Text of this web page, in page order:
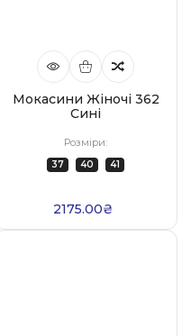
Мокасини Жіночі 362
Сині
Розміри:
37 40 41
2175.00₴